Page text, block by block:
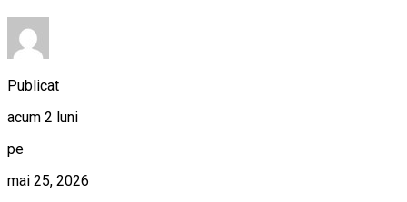
Publicat
acum 2 luni
pe
mai 25, 2026